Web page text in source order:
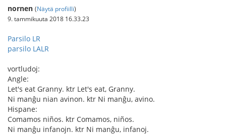
nornen (Näytä profiilli)
9. tammikuuta 2018 16.33.23
Parsilo LR
parsilo LALR
vortludoj:
Angle:
Let's eat Granny. ktr Let's eat, Granny.
Ni manĝu nian avinon. ktr Ni manĝu, avino.
Hispane:
Comamos niños. ktr Comamos, niños.
Ni manĝu infanojn. ktr Ni manĝu, infanoj.